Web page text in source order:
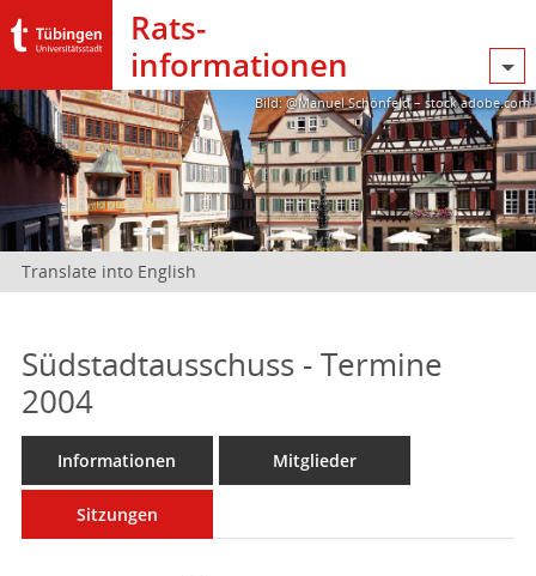
Rats­
informationen
Bild: @Manuel Schönfeld – stock.adobe.com
Translate into English
Südstadtausschuss - Termine
2004
Informationen Mitglieder
Sitzungen